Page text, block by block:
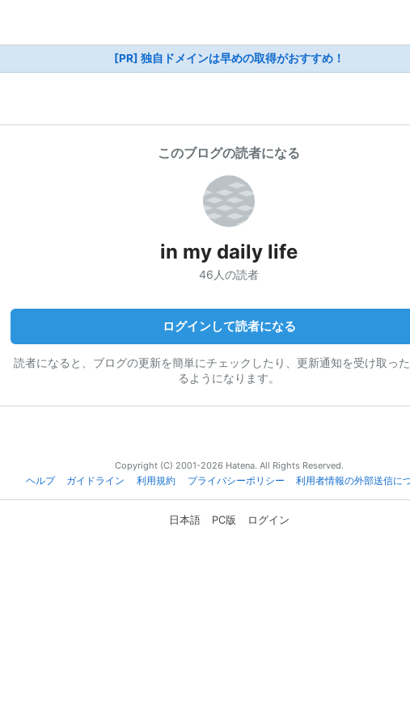
[PR] 独自ドメインは早めの取得がおすすめ！
このブログの読者になる
in my daily life
46人の読者
ログインして読者になる
読者になると、ブログの更新を簡単にチェックしたり、更新通知を受け取っ
るようになります。
Copyright (C) 2001-2026 Hatena. All Rights Reserved.
ヘルプ
ガイドライン 利用規約 プライバシーポリシー 利用者情報の外部送信に
日本語 PC版 ログイン